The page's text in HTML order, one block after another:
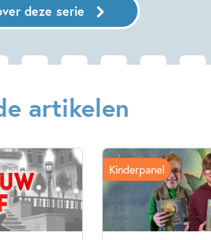
deze serie
artikelen
Kinderpanel